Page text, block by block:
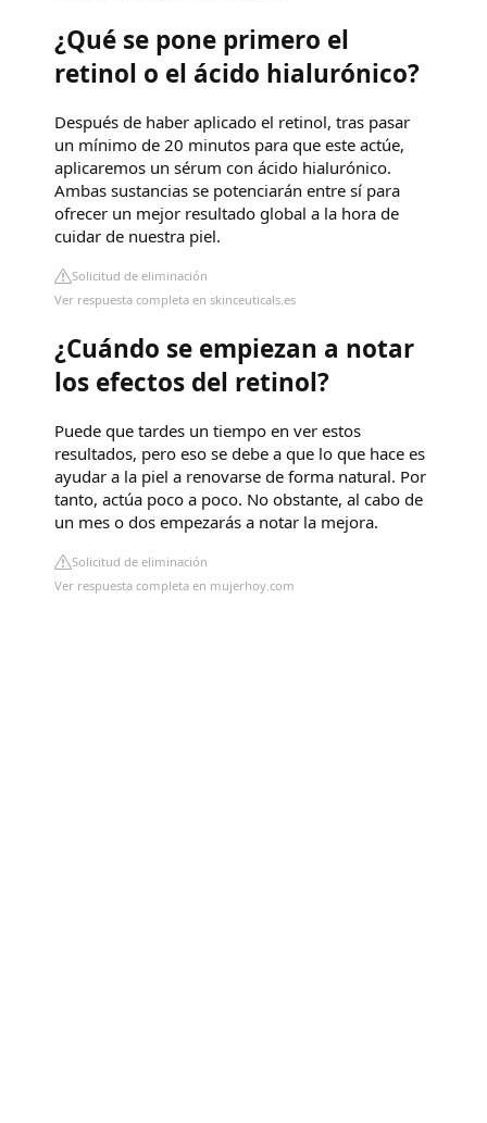
¿Qué se pone primero el
retinol o el ácido hialurónico?
Después de haber aplicado el retinol, tras pasar
un mínimo de 20 minutos para que este actúe,
aplicaremos un sérum con ácido hialurónico.
Ambas sustancias se potenciarán entre sí para
ofrecer un mejor resultado global a la hora de
cuidar de nuestra piel.
Solicitud de eliminación
Ver respuesta completa en skinceuticals.es
¿Cuándo se empiezan a notar
los efectos del retinol?
Puede que tardes un tiempo en ver estos
resultados, pero eso se debe a que lo que hace es
ayudar a la piel a renovarse de forma natural. Por
tanto, actúa poco a poco. No obstante, al cabo de
un mes o dos empezarás a notar la mejora.
Solicitud de eliminación
Ver respuesta completa en mujerhoy.com